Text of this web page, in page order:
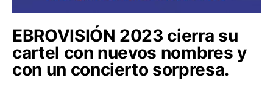
EBROVISIÓN 2023 cierra su
cartel con nuevos nombres y
con un concierto sorpresa.